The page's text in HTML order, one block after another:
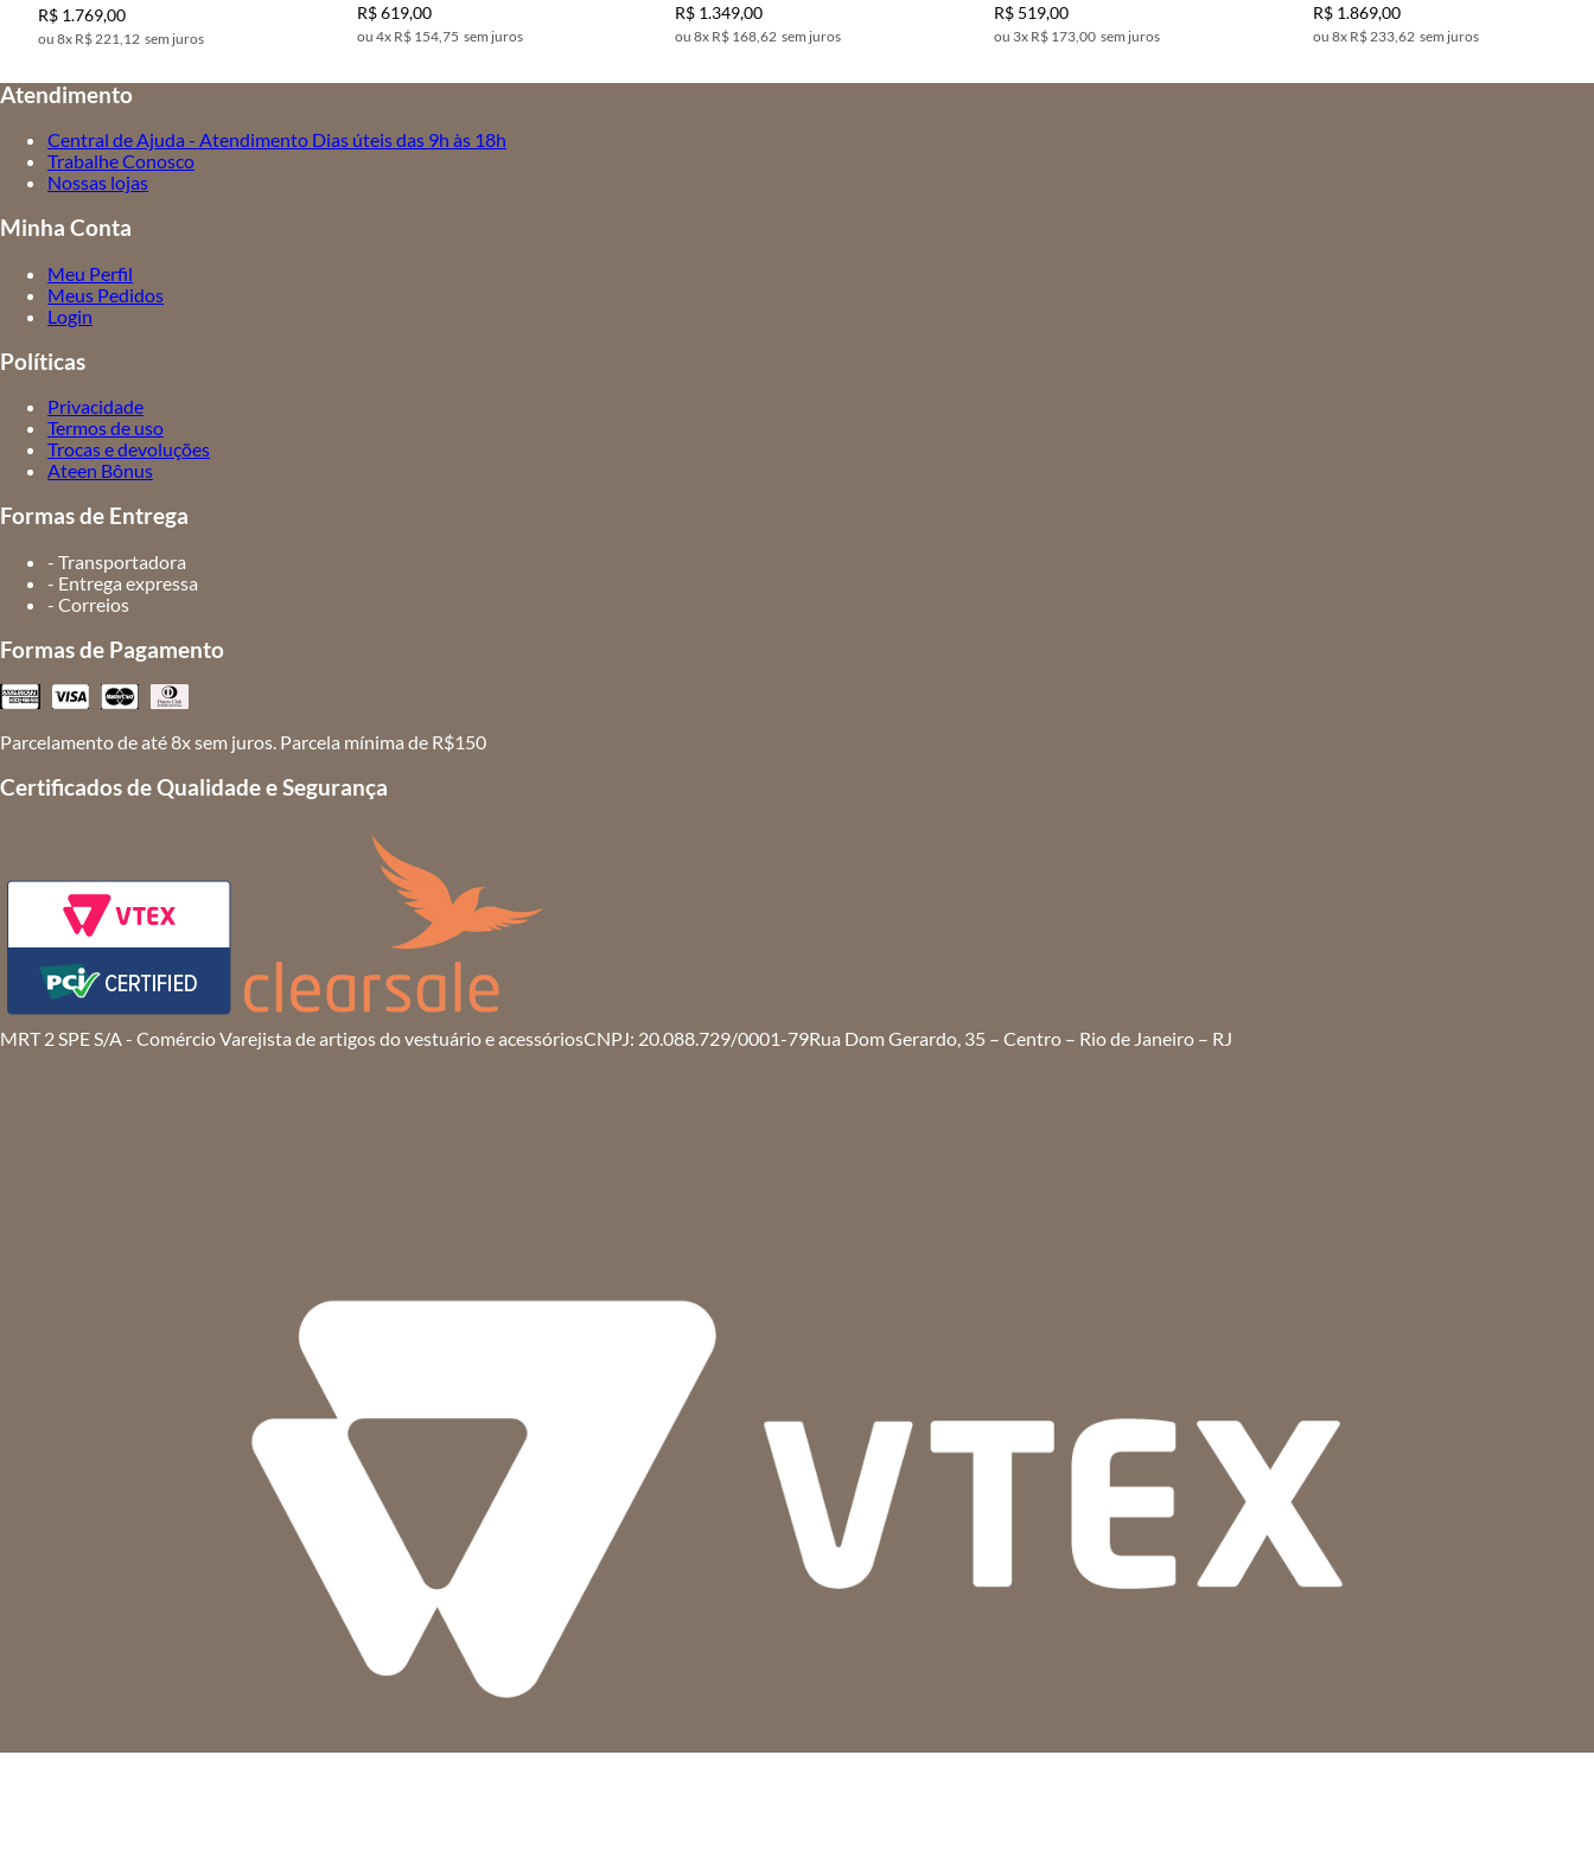
R$ 1.769,00
8x R$ 221,12 sem juros
R$ 619,00
4x R$ 154,75 sem juros
R$ 1.349,00
8x R$ 168,62 sem juros
R$ 519,00
3x R$ 173,00 sem juros
R$ 1.869,00
8x R$ 233,62 sem juros
Atendimento
Central de Ajuda - Atendimento Dias úteis das 9h às 18h
Trabalhe Conosco
Nossas lojas
Minha Conta
Meu Perfil
Meus Pedidos
Login
Políticas
Privacidade
Termos de uso
Trocas e devoluções
Ateen Bônus
Formas de Entrega
- Transportadora
- Entrega expressa
- Correios
Formas de Pagamento
Parcelamento de até 8x sem juros. Parcela mínima de R$150
Certificados de Qualidade e Segurança
MRT 2 SPE S/A - Comércio Varejista de artigos do vestuário e acessóriosCNPJ: 20.088.729/0001-79Rua Dom Gerardo, 35 – Centro – Rio de Janeiro – RJ